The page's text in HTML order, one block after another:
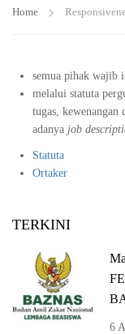
Home
semua pihak wajib
melalui statuta
tugas, kewenangan
adanya job
Statuta
Ortaker
TERKINI
6